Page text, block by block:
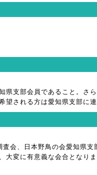
支部会員であること。さ
される方は愛知県支部に
会、日本野鳥の会愛知県
大変に有意義な会合となりま